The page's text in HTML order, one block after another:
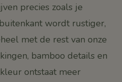
precies zoals je
wordt rustiger,
met de rest van onze
bamboo details en
ontstaat meer